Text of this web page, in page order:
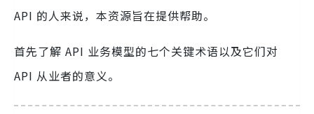
API 的人来说，本资源旨在提供帮助。
首先了解 API 业务模型的七个关键术语以及它们对
API 从业者的意义。